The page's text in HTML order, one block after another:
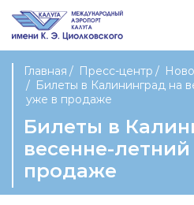
Главная Пресс-центр
Билеты в Калининград на
уже в продаже
Билеты в
весенне-
продаже